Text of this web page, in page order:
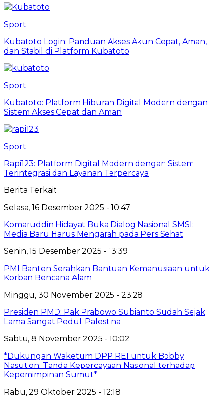
Sport
Kubatoto Login: Panduan Akses Akun Cepat, Aman,
dan Stabil di Platform Kubatoto
Sport
Kubatoto: Platform Hiburan Digital Modern dengan
Sistem Akses Cepat dan Aman
Sport
Rapi123: Platform Digital Modern dengan Sistem
Terintegrasi dan Layanan Terpercaya
Berita Terkait
Selasa, 16 Desember 2025 - 10:47
Komaruddin Hidayat Buka Dialog Nasional SMSI:
Media Baru Harus Mengarah pada Pers Sehat
Senin, 15 Desember 2025 - 13:39
PMI Banten Serahkan Bantuan Kemanusiaan untuk
Korban Bencana Alam
Minggu, 30 November 2025 - 23:28
Presiden PMD: Pak Prabowo Subianto Sudah Sejak
Lama Sangat Peduli Palestina
Sabtu, 8 November 2025 - 10:02
*Dukungan Waketum DPP REI untuk Bobby
Nasution: Tanda Kepercayaan Nasional terhadap
Kepemimpinan Sumut*
Rabu, 29 Oktober 2025 - 12:18